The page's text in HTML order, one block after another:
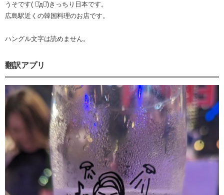
うそです( ꒪ͧд꒪ͧ)きっちり日本です。
広島駅近くの韓国料理のお店です。
ハングル文字は読めません。
翻訳アプリ